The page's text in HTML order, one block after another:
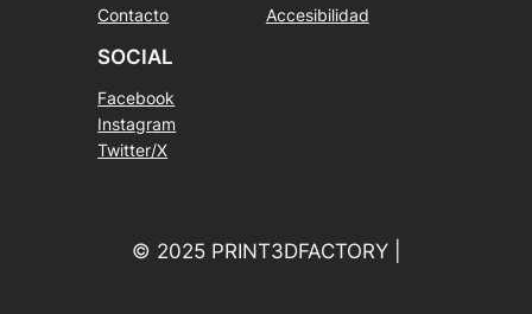
Contacto
Accesibilidad
SOCIAL
Facebook
Instagram
Twitter/X
© 2025 PRINT3DFACTORY |